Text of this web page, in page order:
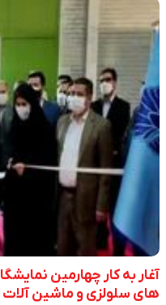
آغار به کار چهارمین
های سلولزی و ماشین آلات